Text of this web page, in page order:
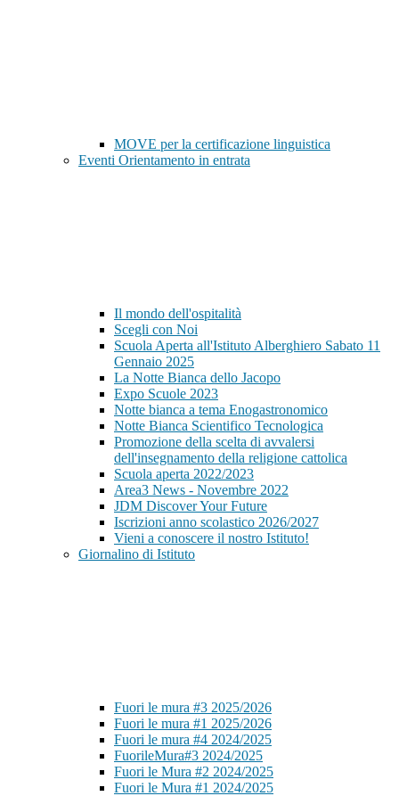
MOVE per la certificazione linguistica
Eventi Orientamento in entrata
Il mondo dell'ospitalità
Scegli con Noi
Scuola Aperta all'Istituto Alberghiero Sabato 11
Gennaio 2025
La Notte Bianca dello Jacopo
Expo Scuole 2023
Notte bianca a tema Enogastronomico
Notte Bianca Scientifico Tecnologica
Promozione della scelta di avvalersi
dell'insegnamento della religione cattolica
Scuola aperta 2022/2023
Area3 News - Novembre 2022
JDM Discover Your Future
Iscrizioni anno scolastico 2026/2027
Vieni a conoscere il nostro Istituto!
Giornalino di Istituto
Fuori le mura #3 2025/2026
Fuori le mura #1 2025/2026
Fuori le mura #4 2024/2025
FuorileMura#3 2024/2025
Fuori le Mura #2 2024/2025
Fuori le Mura #1 2024/2025